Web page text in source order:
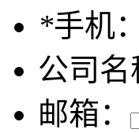
*手机：
公司名
邮箱：